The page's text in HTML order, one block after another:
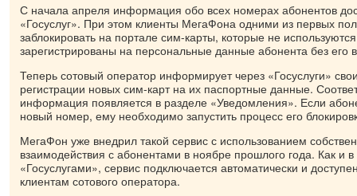
С начала апреля информация обо всех номерах абонентов
«Госуслуг». При этом клиенты МегаФона одними из первых
заблокировать на портале сим-карты, которые не
зарегистрированы на персональные данные абонента без его
Теперь сотовый оператор информирует через «Госуслуги»
регистрации новых сим-карт на их паспортные данные.
информация появляется в разделе «Уведомления». Если
новый номер, ему необходимо запустить процесс его
МегаФон уже внедрил такой сервис с использованием
взаимодействия с абонентами в ноябре прошлого года. Как и в
«Госуслугами», сервис подключается автоматически и
клиентам сотового оператора.